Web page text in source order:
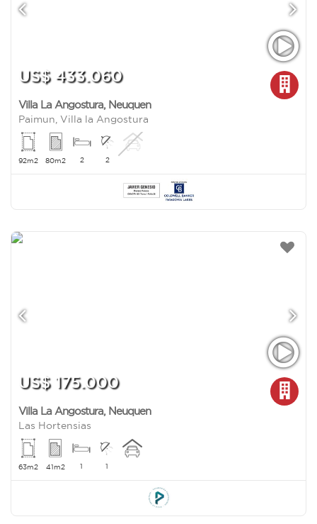
US$ 433.060
Villa La Angostura, Neuquen
Paimun, Villa la Angostura
92m2 80m2 2 2
US$ 175.000
Villa La Angostura, Neuquen
Las Hortensias
63m2 41m2 1 1